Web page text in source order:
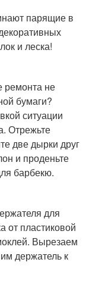
парящие в
и леска!
ремонта не
бумаги?
ситуации
Отрежьте
две дырки друг
и проденьте
барбекю.
для
от пластиковой
Вырезаем
держатель к